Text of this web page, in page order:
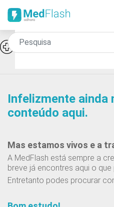
Icon Síndromes de falência
Aplasia pura da série
Infelizmente ainda
conteúdo aqui.
Mas estamos vivos e a
A MedFlash está sempre a
breve já encontres aqui o que
Entretanto podes procurar